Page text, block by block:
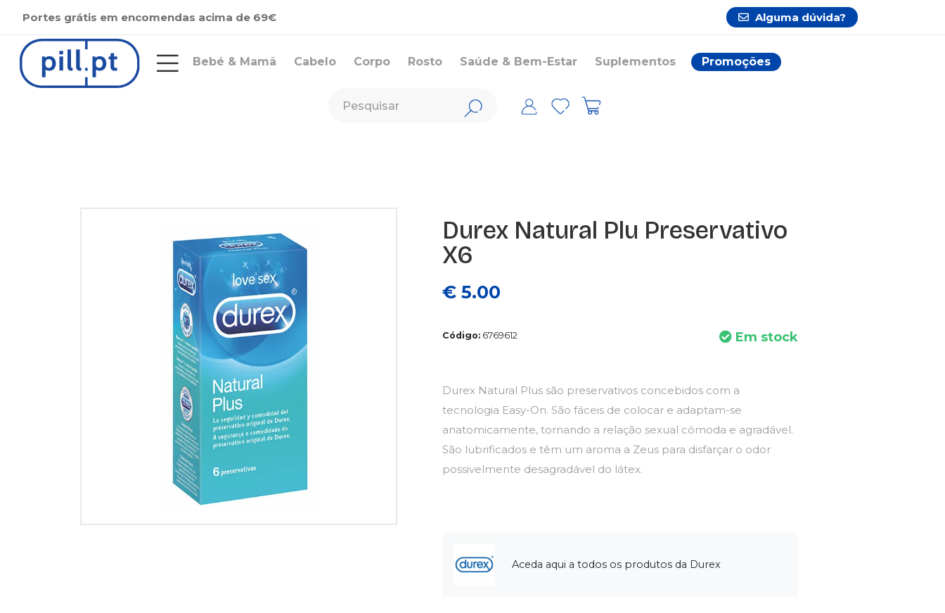
Portes grátis em encomendas acima de 69€ Alguma dúvida?
Bebé & Mamã Cabelo Corpo Rosto Saúde & Bem-Estar Suplementos Promoções
Durex Natural Plu Preservativo
X6
€ 5.00
Código: 6769612 Em stock
Durex Natural Plus são preservativos concebidos com a
tecnologia Easy-On. São fáceis de colocar e adaptam-se
anatomicamente, tornando a relação sexual cómoda e agradável.
São lubrificados e têm um aroma a Zeus para disfarçar o odor
possivelmente desagradável do látex.
Aceda aqui a todos os produtos da Durex